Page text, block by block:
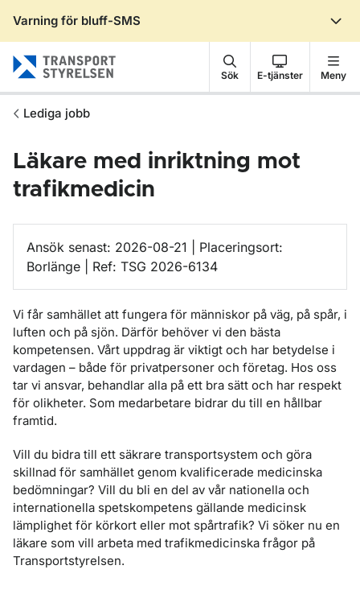
Varning för bluff-SMS
Sök E-tjänster Meny
Lediga jobb
Läkare med inriktning mot
trafikmedicin
Ansök senast: 2026-08-21 | Placeringsort:
Borlänge | Ref: TSG 2026-6134
Vi får samhället att fungera för människor på väg, på spår, i
luften och på sjön. Därför behöver vi den bästa
kompetensen. Vårt uppdrag är viktigt och har betydelse i
vardagen – både för privatpersoner och företag. Hos oss
tar vi ansvar, behandlar alla på ett bra sätt och har respekt
för olikheter. Som medarbetare bidrar du till en hållbar
framtid.
Vill du bidra till ett säkrare transportsystem och göra
skillnad för samhället genom kvalificerade medicinska
bedömningar? Vill du bli en del av vår nationella och
internationella spetskompetens gällande medicinsk
lämplighet för körkort eller mot spårtrafik? Vi söker nu en
läkare som vill arbeta med trafikmedicinska frågor på
Transportstyrelsen.